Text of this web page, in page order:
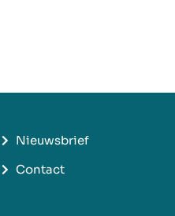
Nieuwsbrief
Contact